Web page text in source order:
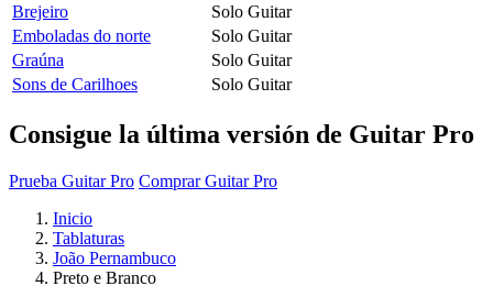
Brejeiro
Solo Guitar
Emboladas do norte
Solo Guitar
Graúna
Solo Guitar
Sons de Carilhoes
Solo Guitar
Consigue la última versión de Guitar Pro
Prueba Guitar Pro Comprar Guitar Pro
Inicio
Tablaturas
João Pernambuco
Preto e Branco